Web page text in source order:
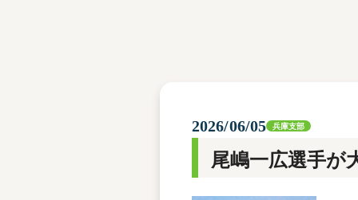
2026/06/05 兵庫支部
尾嶋一広選手が